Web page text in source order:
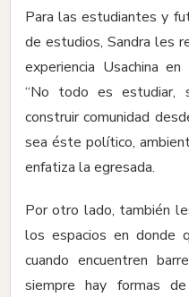
Para las estudiantes y
de estudios, Sandra les
experiencia Usachina
“No todo es estudiar,
construir comunidad
sea éste político,
enfatiza la egresada.
Por otro lado, también
los espacios en donde
cuando encuentren
siempre hay formas